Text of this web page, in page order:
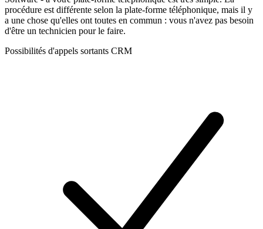
procédure est différente selon la plate-forme téléphonique, mais il y
a une chose qu'elles ont toutes en commun : vous n'avez pas besoin
d'être un technicien pour le faire.
Possibilités d'appels sortants CRM